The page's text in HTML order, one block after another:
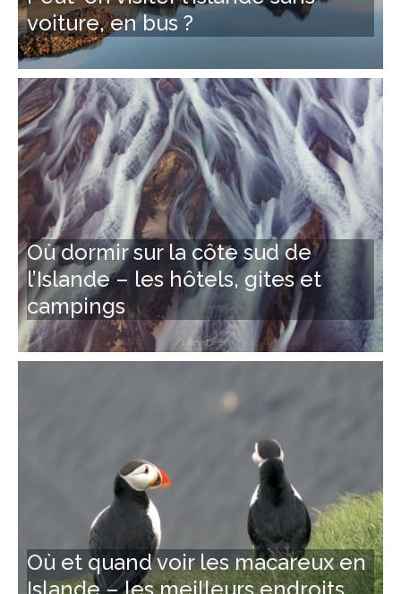
voiture, en bus ?
Où dormir sur la côte sud de
l’Islande – les hôtels, gites et
campings
Où et quand voir les macareux en